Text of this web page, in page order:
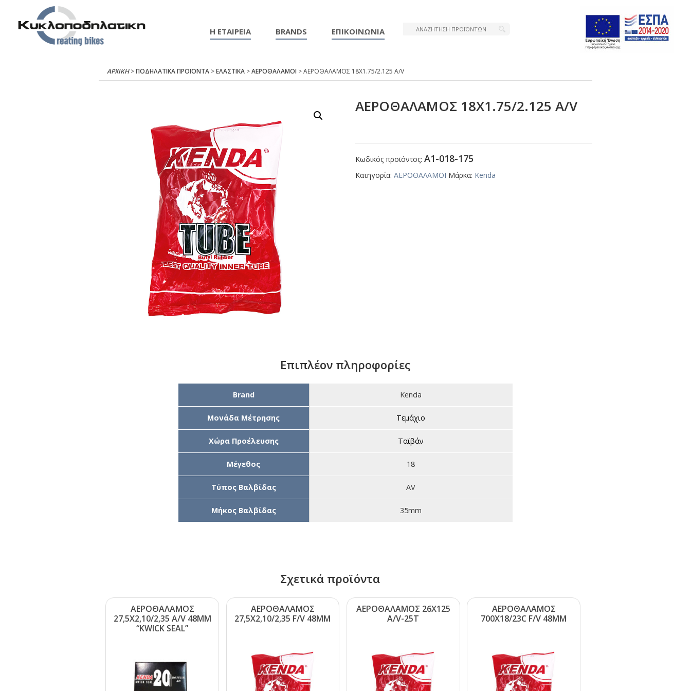
Η ΕΤΑΙΡΕΙΑ BRANDS ΕΠΙΚΟΙΝΩΝΙΑ
ΑΡΧΙΚΉ>ΠΟΔΗΛΑΤΙΚΑ ΠΡΟΪΟΝΤΑ>ΕΛΑΣΤΙΚΑ>ΑΕΡΟΘΑΛΑΜΟΙ> ΑΕΡΟΘΑΛΑΜΟΣ 18Χ1.75/2.125 Α/V
ΑΕΡΟΘΑΛΑΜΟΣ 18Χ1.75/2.125 Α/V
Κωδικός προϊόντος:Α1-018-175
Κατηγορία:ΑΕΡΟΘΑΛΑΜΟΙ Μάρκα: Kenda
Επιπλέον πληροφορίες
Brand Kenda
Μονάδα Μέτρησης Τεμάχιο
Χώρα Προέλευσης Ταϊβάν
Μέγεθος 18
Τύπος Βαλβίδας AV
Μήκος Βαλβίδας 35mm
Σχετικά προϊόντα
ΑΕΡΟΘΑΛΑΜΟΣ
27,5Χ2,10/2,35 Α/V 48ΜΜ
“ΚWΙCΚ SΕΑL”
ΑΕΡΟΘΑΛΑΜΟΣ
27,5Χ2,10/2,35 F/V 48ΜΜ
ΑΕΡΟΘΑΛΑΜΟΣ 26Χ125
Α/V-25Τ
ΑΕΡΟΘΑΛΑΜΟΣ
700Χ18/23C F/V 48ΜΜ